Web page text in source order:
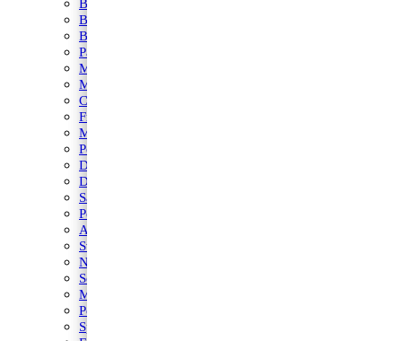
Barbie
Bing
Baby Shark
Paw Patrol
Minie
Miki
Cocomelon
Frozen
Munjeviti Jurić
Pokemon
Dinosauri
Domaće životinje
Safari
Peppa Pig
Autići i strojevi
Svemir
Nogomet
Sonic
Minecraft
Peppa Pig
Spider-Man